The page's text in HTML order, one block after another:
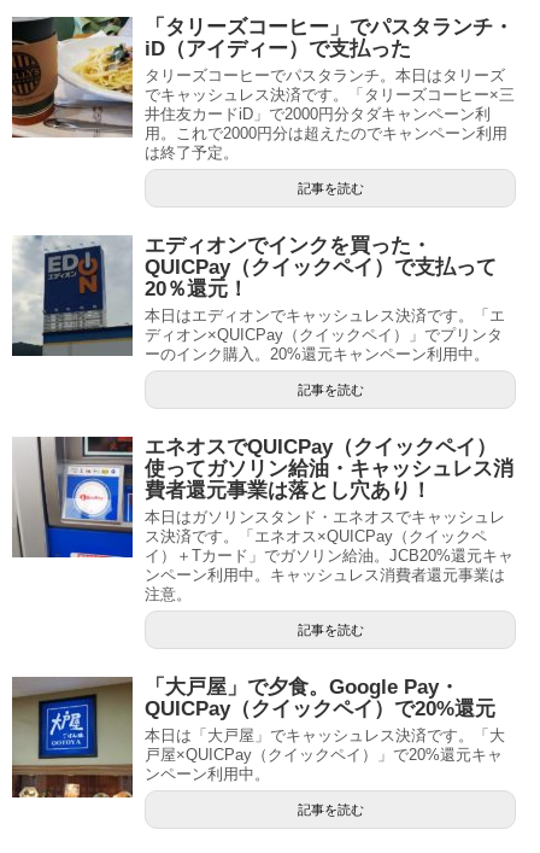
「タリーズコーヒー」でパスタランチ・
iD（アイディー）で支払った
タリーズコーヒーでパスタランチ。本日はタリーズ
でキャッシュレス決済です。「タリーズコーヒー×三
井住友カードiD」で2000円分タダキャンペーン利
用。これで2000円分は超えたのでキャンペーン利用
は終了予定。
記事を読む
エディオンでインクを買った・
QUICPay（クイックペイ）で支払って
20％還元！
本日はエディオンでキャッシュレス決済です。「エ
ディオン×QUICPay（クイックペイ）」でプリンタ
ーのインク購入。20%還元キャンペーン利用中。
記事を読む
エネオスでQUICPay（クイックペイ）
使ってガソリン給油・キャッシュレス消
費者還元事業は落とし穴あり！
本日はガソリンスタンド・エネオスでキャッシュレ
ス決済です。「エネオス×QUICPay（クイックペ
イ）＋Tカード」でガソリン給油。JCB20%還元キャ
ンペーン利用中。キャッシュレス消費者還元事業は
注意。
記事を読む
「大戸屋」で夕食。Google Pay・
QUICPay（クイックペイ）で20%還元
本日は「大戸屋」でキャッシュレス決済です。「大
戸屋×QUICPay（クイックペイ）」で20%還元キャ
ンペーン利用中。
記事を読む